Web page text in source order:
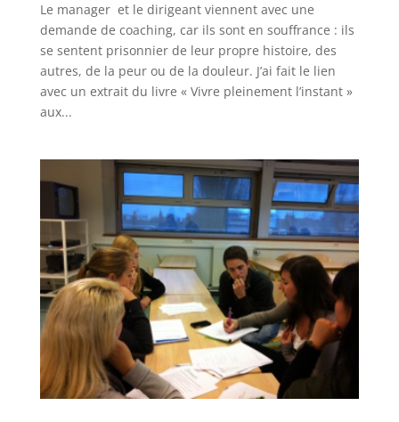
Le manager et le dirigeant viennent avec une
demande de coaching, car ils sont en souffrance : ils
se sentent prisonnier de leur propre histoire, des
autres, de la peur ou de la douleur. J’ai fait le lien
avec un extrait du livre « Vivre pleinement l’instant »
aux...